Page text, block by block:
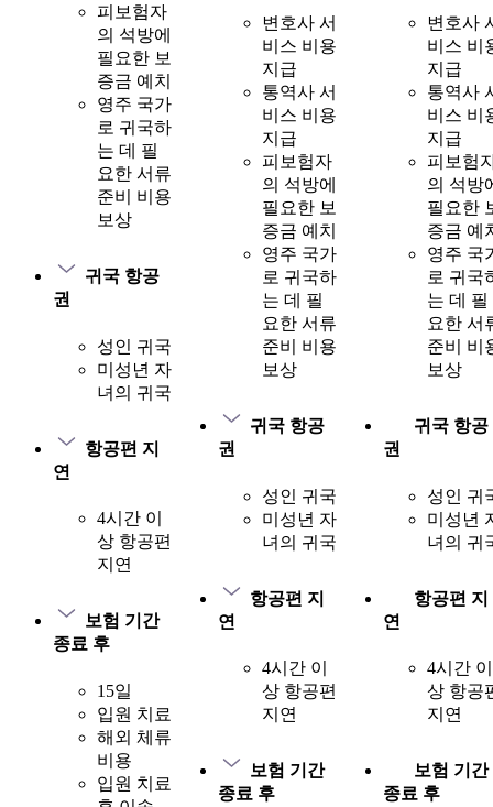
피보험자
의 석방에
필요한 보
증금 예치
영주 국가
로 귀국하
는 데 필
요한 서류
준비 비용
보상
귀국 항공
권
성인 귀국
미성년 자
녀의 귀국
항공편 지
연
4시간 이
상 항공편
지연
보험 기간
종료 후
15일
입원 치료
해외 체류
비용
입원 치료
변호사 서
비스 비용
지급
통역사 서
비스 비용
지급
피보험자
의 석방에
필요한 보
증금 예치
영주 국가
로 귀국하
는 데 필
요한 서류
준비 비용
보상
귀국 항공
권
성인 귀국
미성년 자
녀의 귀국
항공편 지
연
4시간 이
상 항공편
지연
보험 기간
종료 후
변호사
비스 비
지급
통역사
비스 비
지급
피보험
의 석방
필요한
증금 예
영주 국
로 귀국
는 데 필
요한 서
준비 비
보상
귀국 항공
권
성인 귀
미성년
녀의 귀
항공편 지
연
4시간 이
상 항공
지연
보험 기간
종료 후